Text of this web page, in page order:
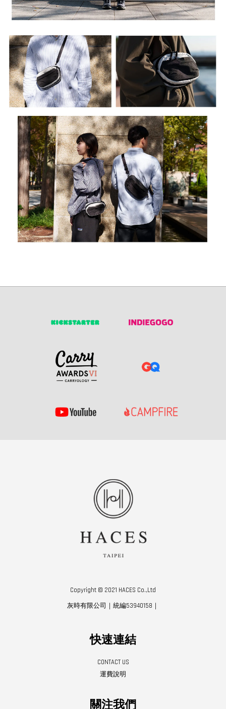
Copyright © 2021 HACES Co.,Ltd
灰時有限公司｜統編53940158｜
快速連結
CONTACT US
運費說明
關注我們